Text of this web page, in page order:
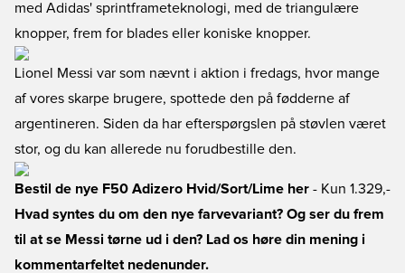
med Adidas' sprintframeteknologi, med de triangulære
knopper, frem for blades eller koniske knopper.
Lionel Messi var som nævnt i aktion i fredags, hvor mange
af vores skarpe brugere, spottede den på fødderne af
argentineren. Siden da har efterspørgslen på støvlen været
stor, og du kan allerede nu forudbestille den.
Bestil de nye F50 Adizero Hvid/Sort/Lime her - Kun 1.329,-
Hvad syntes du om den nye farvevariant? Og ser du frem
til at se Messi tørne ud i den? Lad os høre din mening i
kommentarfeltet nedenunder.